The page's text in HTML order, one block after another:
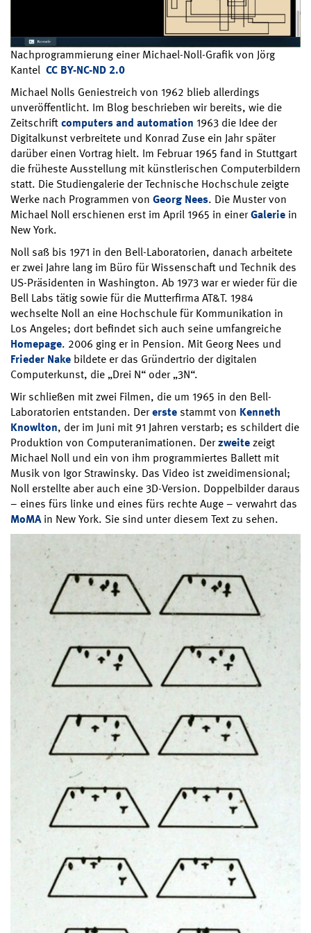
Nachprogrammierung einer Michael-Noll-Grafik von Jörg
Kantel CC BY-NC-ND 2.0
Michael Nolls Geniestreich von 1962 blieb allerdings
unveröffentlicht. Im Blog beschrieben wir bereits, wie die
Zeitschriftcomputers and automation 1963 die Idee der
Digitalkunst verbreitete und Konrad Zuse ein Jahr später
darüber einen Vortrag hielt. Im Februar 1965 fand in Stuttgart
die früheste Ausstellung mit künstlerischen Computerbildern
statt. Die Studiengalerie der Technische Hochschule zeigte
Werke nach Programmen von Georg Nees. Die Muster von
Michael Noll erschienen erst im April 1965 in einerGalerie in
New York.
Noll saß bis 1971 in den Bell-Laboratorien, danach arbeitete
er zwei Jahre lang im Büro für Wissenschaft und Technik des
US-Präsidenten in Washington. Ab 1973 war er wieder für die
Bell Labs tätig sowie für die Mutterfirma AT&T. 1984
wechselte Noll an eine Hochschule für Kommunikation in
Los Angeles; dort befindet sich auch seine umfangreiche
Homepage. 2006 ging er in Pension. Mit Georg Nees und
Frieder Nake bildete er das Gründertrio der digitalen
Computerkunst, die „Drei N“ oder „3N“.
Wir schließen mit zwei Filmen, die um 1965 in den Bell-
Laboratorien entstanden. Dererste stammt von Kenneth
Knowlton, der im Juni mit 91 Jahren verstarb; es schildert die
Produktion von Computeranimationen. Derzweitezeigt
Michael Noll und ein von ihm programmiertes Ballett mit
Musik von Igor Strawinsky. Das Video ist zweidimensional;
Noll erstellte aber auch eine 3D-Version. Doppelbilder daraus
– eines fürs linke und eines fürs rechte Auge – verwahrt das
MoMAin New York. Sie sind unter diesem Text zu sehen.